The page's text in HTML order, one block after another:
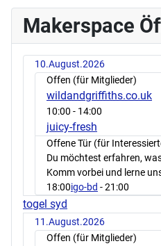
Makerspace
10.August.2026
Offen (für Mitglieder)
wildandgriffiths.co.uk
10:00 - 14:00
juicy-fresh
Offene Tür (für
Du möchtest erfahren,
Komm vorbei und lerne
18:00igo-bd - 21:00
togel syd
11.August.2026
Offen (für Mitglieder)